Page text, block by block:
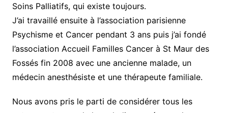
Soins Palliatifs, qui existe toujours.
J’ai travaillé ensuite à l’association parisienne
Psychisme et Cancer pendant 3 ans puis j’ai fondé
l’association Accueil Familles Cancer à St Maur des
Fossés fin 2008 avec une ancienne malade, un
médecin anesthésiste et une thérapeute familiale.
Nous avons pris le parti de considérer tous les